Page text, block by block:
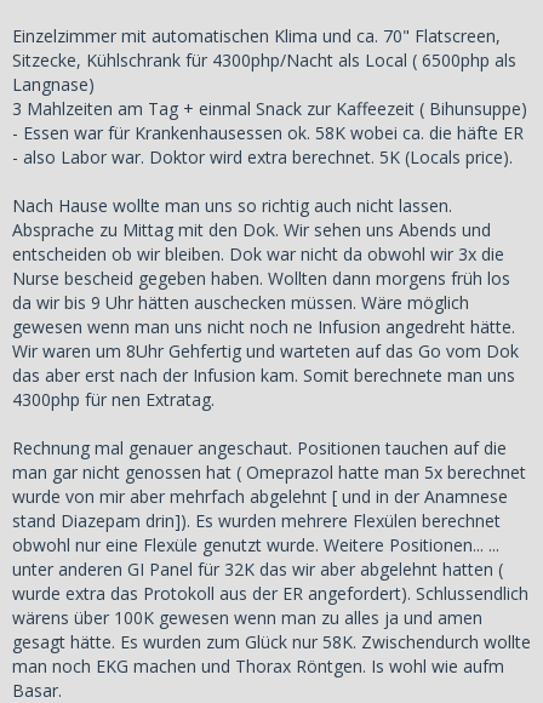
Einzelzimmer mit automatischen Klima und ca. 70" Flatscreen,
Sitzecke, Kühlschrank für 4300php/Nacht als Local ( 6500php als
Langnase)
3 Mahlzeiten am Tag + einmal Snack zur Kaffeezeit ( Bihunsuppe)
- Essen war für Krankenhausessen ok. 58K wobei ca. die häfte ER
- also Labor war. Doktor wird extra berechnet. 5K (Locals price).
Nach Hause wollte man uns so richtig auch nicht lassen.
Absprache zu Mittag mit den Dok. Wir sehen uns Abends und
entscheiden ob wir bleiben. Dok war nicht da obwohl wir 3x die
Nurse bescheid gegeben haben. Wollten dann morgens früh los
da wir bis 9 Uhr hätten auschecken müssen. Wäre möglich
gewesen wenn man uns nicht noch ne Infusion angedreht hätte.
Wir waren um 8Uhr Gehfertig und warteten auf das Go vom Dok
das aber erst nach der Infusion kam. Somit berechnete man uns
4300php für nen Extratag.
Rechnung mal genauer angeschaut. Positionen tauchen auf die
man gar nicht genossen hat ( Omeprazol hatte man 5x berechnet
wurde von mir aber mehrfach abgelehnt [ und in der Anamnese
stand Diazepam drin]). Es wurden mehrere Flexülen berechnet
obwohl nur eine Flexüle genutzt wurde. Weitere Positionen... ...
unter anderen GI Panel für 32K das wir aber abgelehnt hatten (
wurde extra das Protokoll aus der ER angefordert). Schlussendlich
wärens über 100K gewesen wenn man zu alles ja und amen
gesagt hätte. Es wurden zum Glück nur 58K. Zwischendurch wollte
man noch EKG machen und Thorax Röntgen. Is wohl wie aufm
Basar.